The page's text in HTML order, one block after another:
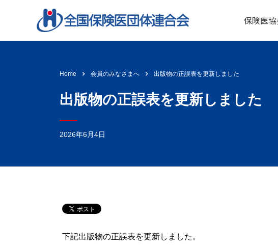
保険医
Home 会員のみなさまへ 出版物の正誤表を更新しました
出版物の正誤表を更新しました
2026年6月4日
下記出版物の正誤表を更新しました。